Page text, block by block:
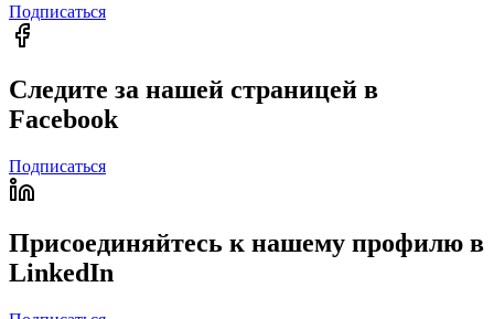
Подписаться
Следите за нашей страницей в
Facebook
Подписаться
Присоединяйтесь к нашему профилю в
LinkedIn